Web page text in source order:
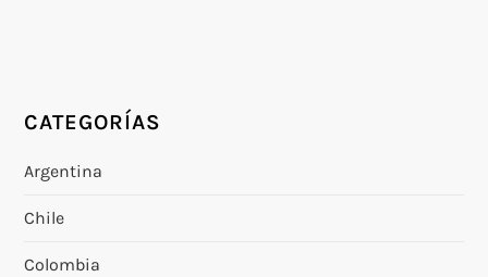
CATEGORÍAS
Argentina
Chile
Colombia